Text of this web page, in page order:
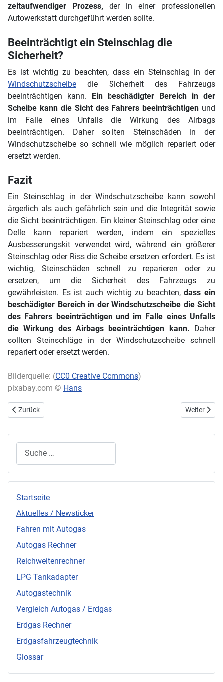
zeitaufwendiger Prozess, der in einer professionellen
Autowerkstatt durchgeführt werden sollte.
Beeinträchtigt ein Steinschlag die
Sicherheit?
Es ist wichtig zu beachten, dass ein Steinschlag in der
Windschutzscheibe die Sicherheit des Fahrzeugs
beeinträchtigen kann. Ein beschädigter Bereich in der
Scheibe kann die Sicht des Fahrers beeinträchtigen und
im Falle eines Unfalls die Wirkung des Airbags
beeinträchtigen. Daher sollten Steinschäden in der
Windschutzscheibe so schnell wie möglich repariert oder
ersetzt werden.
Fazit
Ein Steinschlag in der Windschutzscheibe kann sowohl
ärgerlich als auch gefährlich sein und die Integrität sowie
die Sicht beeinträchtigen. Ein kleiner Steinschlag oder eine
Delle kann repariert werden, indem ein spezielles
Ausbesserungskit verwendet wird, während ein größerer
Steinschlag oder Riss die Scheibe ersetzen erfordert. Es ist
wichtig, Steinschäden schnell zu reparieren oder zu
ersetzen, um die Sicherheit des Fahrzeugs zu
gewährleisten. Es ist auch wichtig zu beachten,dass ein
beschädigter Bereich in der Windschutzscheibe die Sicht
des Fahrers beeinträchtigen und im Falle eines Unfalls
die Wirkung des Airbags beeinträchtigen kann. Daher
sollten Steinschläge in der Windschutzscheibe schnell
repariert oder ersetzt werden.
Bilderquelle: (CC0 Creative Commons)
pixabay.com © Hans
Vorheriger Beitrag: Keine Lust auf den Reifenwechsel: Die Vor- und
Zurück Nächster
Weiter
Startseite
Aktuelles / Newsticker
Fahren mit Autogas
Autogas Rechner
Reichweitenrechner
LPG Tankadapter
Autogastechnik
Vergleich Autogas / Erdgas
Erdgas Rechner
Erdgasfahrzeugtechnik
Glossar